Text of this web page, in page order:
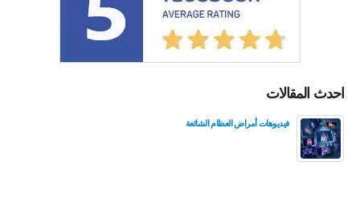
احدث المقالات
فيديوهات أمراض العظام الشائعة